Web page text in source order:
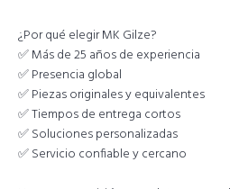
¿Por qué elegir MK Gilze?
✅ Más de 25 años de experiencia
✅ Presencia global
✅ Piezas originales y equivalentes
✅ Tiempos de entrega cortos
✅ Soluciones personalizadas
✅ Servicio confiable y cercano